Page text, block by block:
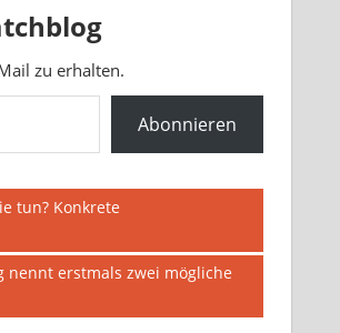
zu erhalten.
Abonnieren
tun? Konkrete
nennt erstmals zwei mögliche